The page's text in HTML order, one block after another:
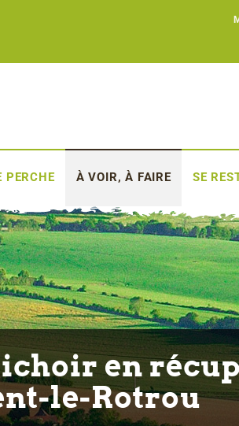
PERCHE À VOIR, À FAIRE SE
en
le-Rotrou